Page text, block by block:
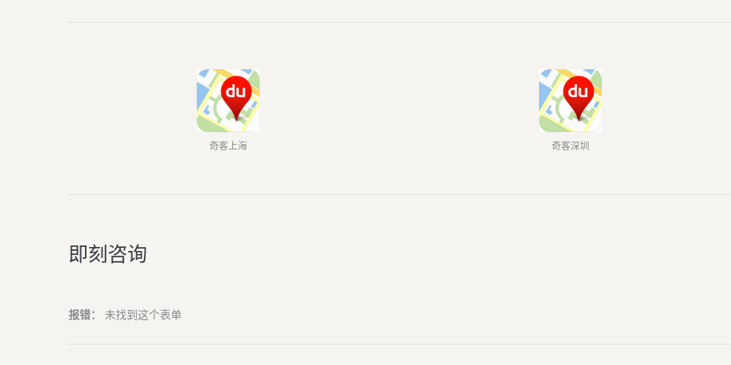
奇客上海 奇客深圳
即刻咨询
报错： 未找到这个表单